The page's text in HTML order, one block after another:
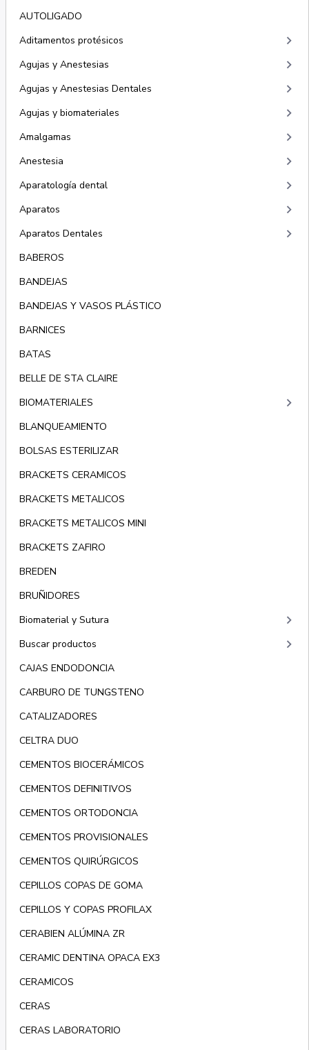
AUTOLIGADO
Aditamentos protésicos
keyboard_arrow_right
Agujas y Anestesias keyboard_arrow_right
Agujas y Anestesias Dentales keyboard_arrow_right
Agujas y biomateriales keyboard_arrow_right
Amalgamas keyboard_arrow_right
Anestesia keyboard_arrow_right
Aparatología dental keyboard_arrow_right
Aparatos keyboard_arrow_right
Aparatos Dentales keyboard_arrow_right
BABEROS
BANDEJAS
BANDEJAS Y VASOS PLÁSTICO
BARNICES
BATAS
BELLE DE STA CLAIRE
BIOMATERIALES
keyboard_arrow_right
BLANQUEAMIENTO
BOLSAS ESTERILIZAR
BRACKETS CERAMICOS
BRACKETS METALICOS
BRACKETS METALICOS MINI
BRACKETS ZAFIRO
BREDEN
BRUÑIDORES
Biomaterial y Sutura
keyboard_arrow_right
Buscar productos keyboard_arrow_right
CAJAS ENDODONCIA
CARBURO DE TUNGSTENO
CATALIZADORES
CELTRA DUO
CEMENTOS BIOCERÁMICOS
CEMENTOS DEFINITIVOS
CEMENTOS ORTODONCIA
CEMENTOS PROVISIONALES
CEMENTOS QUIRÚRGICOS
CEPILLOS COPAS DE GOMA
CEPILLOS Y COPAS PROFILAX
CERABIEN ALÚMINA ZR
CERAMIC DENTINA OPACA EX3
CERAMICOS
CERAS
CERAS LABORATORIO